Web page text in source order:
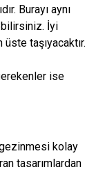
Burayı aynı
İyi
taşıyacaktır.
ise
kolay
tasarımlardan